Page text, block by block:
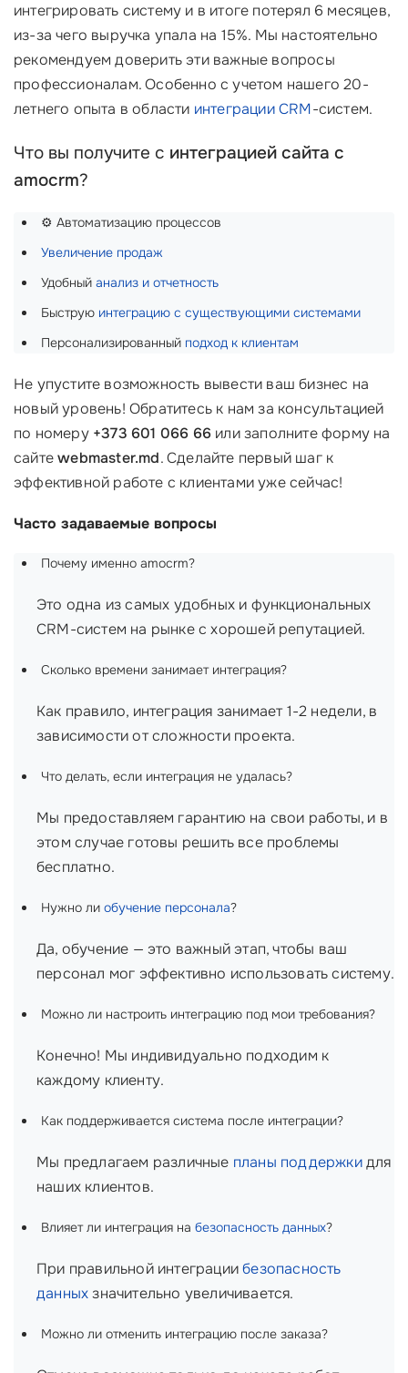
интегрировать систему и в итоге потерял 6 месяцев,
из-за чего выручка упала на 15%. Мы настоятельно
рекомендуем доверить эти важные вопросы
профессионалам. Особенно с учетом нашего 20-
летнего опыта в области интеграции CRM-систем.
Что вы получите с интеграцией сайта с
amocrm?
⚙️ Автоматизацию процессов
Увеличение продаж
Удобный анализ и отчетность
Быструю интеграцию с существующими системами
Персонализированный подход к клиентам
Не упустите возможность вывести ваш бизнес на
новый уровень! Обратитесь к нам за консультацией
по номеру +373 601 066 66 или заполните форму на
сайтеwebmaster.md. Сделайте первый шаг к
эффективной работе с клиентами уже сейчас!
Часто задаваемые вопросы
Почему именно amocrm?
Это одна из самых удобных и функциональных
CRM-систем на рынке с хорошей репутацией.
Сколько времени занимает интеграция?
Как правило, интеграция занимает 1-2 недели, в
зависимости от сложности проекта.
Что делать, если интеграция не удалась?
Мы предоставляем гарантию на свои работы, и в
этом случае готовы решить все проблемы
бесплатно.
Нужно ли обучение персонала?
Да, обучение — это важный этап, чтобы ваш
персонал мог эффективно использовать систему.
Можно ли настроить интеграцию под мои требования?
Конечно! Мы индивидуально подходим к
каждому клиенту.
Как поддерживается система после интеграции?
Мы предлагаем различные планы поддержкидля
наших клиентов.
Влияет ли интеграция на безопасность данных?
При правильной интеграциибезопасность
данныхзначительно увеличивается.
Можно ли отменить интеграцию после заказа?